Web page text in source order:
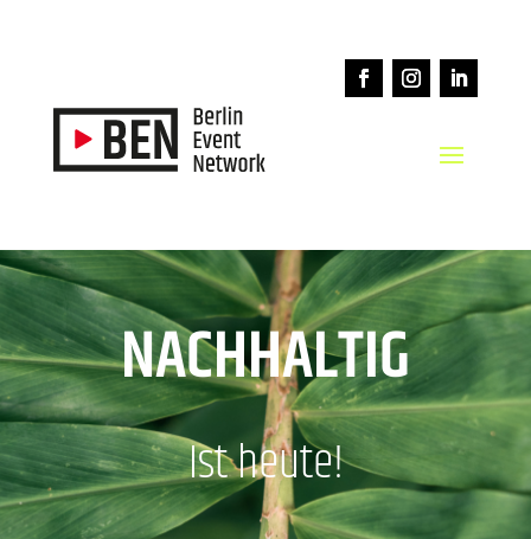
NACHHALTIG
Ist heute!